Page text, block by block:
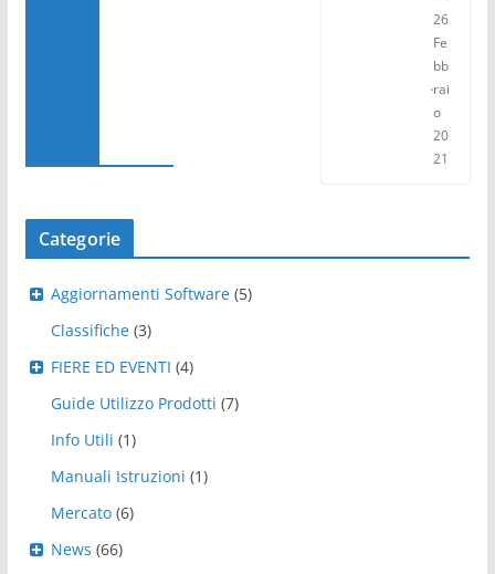
26
Fe
bb
rai
o
20
21
Categorie
Aggiornamenti Software (5)
Classifiche (3)
FIERE ED EVENTI (4)
Guide Utilizzo Prodotti (7)
Info Utili (1)
Manuali Istruzioni (1)
Mercato (6)
News (66)